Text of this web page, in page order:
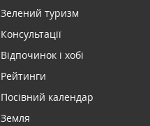
Зелений туризм
Консультації
Відпочинок і хобі
Рейтинги
Посівний календар
Земля